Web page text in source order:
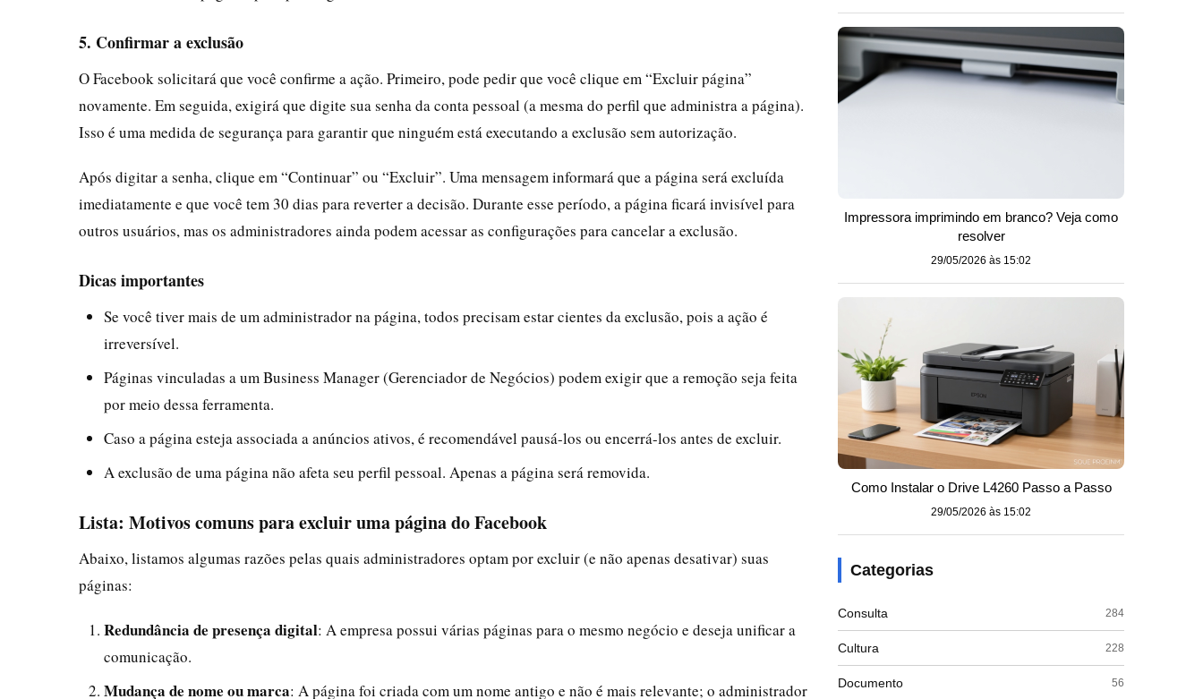
5. Confirmar a exclusão
O Facebook solicitará que você confirme a ação. Primeiro, pode pedir que você clique em “Excluir página”
novamente. Em seguida, exigirá que digite sua senha da conta pessoal (a mesma do perfil que administra a página).
Isso é uma medida de segurança para garantir que ninguém está executando a exclusão sem autorização.
Após digitar a senha, clique em “Continuar” ou “Excluir”. Uma mensagem informará que a página será excluída
imediatamente e que você tem 30 dias para reverter a decisão. Durante esse período, a página ficará invisível para
outros usuários, mas os administradores ainda podem acessar as configurações para cancelar a exclusão.
Dicas importantes
Se você tiver mais de um administrador na página, todos precisam estar cientes da exclusão, pois a ação é
irreversível.
Páginas vinculadas a um Business Manager (Gerenciador de Negócios) podem exigir que a remoção seja feita
por meio dessa ferramenta.
Caso a página esteja associada a anúncios ativos, é recomendável pausá-los ou encerrá-los antes de excluir.
A exclusão de uma página não afeta seu perfil pessoal. Apenas a página será removida.
Lista: Motivos comuns para excluir uma página do Facebook
Abaixo, listamos algumas razões pelas quais administradores optam por excluir (e não apenas desativar) suas
páginas:
Redundância de presença digital: A empresa possui várias páginas para o mesmo negócio e deseja unificar a
comunicação.
Mudança de nome ou marca: A página foi criada com um nome antigo e não é mais relevante; o administrador
Impressora imprimindo em branco? Veja como
resolver
29/05/2026 às 15:02
Como Instalar o Drive L4260 Passo a Passo
29/05/2026 às 15:02
Categorias
Consulta 284
Cultura 228
Documento 56